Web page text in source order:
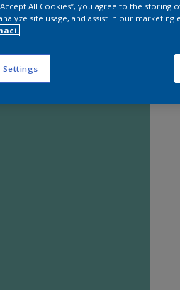
All Cookies”, you agree to the
site usage, and assist in our marketing
Settings